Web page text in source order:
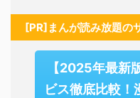
[PR]まんが読み放題の
【2025年最新
ビス徹底比較！